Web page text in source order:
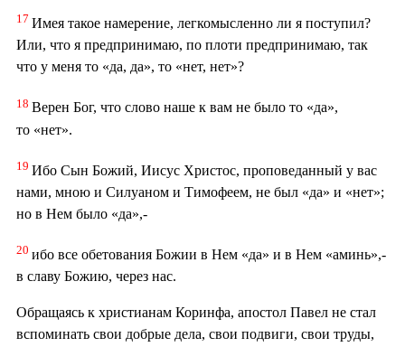
17 Имея такое намерение, легкомысленно ли я поступил?
Или, что я предпринимаю, по плоти предпринимаю, так
что у меня то «да, да», то «нет, нет»?
18 Верен Бог, что слово наше к вам не было то «да»,
то «нет».
19 Ибо Сын Божий, Иисус Христос, проповеданный у вас
нами, мною и Силуаном и Тимофеем, не был «да» и «нет»;
но в Нем было «да»,-
20 ибо все обетования Божии в Нем «да» и в Нем «аминь»,-
в славу Божию, через нас.
Обращаясь к христианам Коринфа, апостол Павел не стал
вспоминать свои добрые дела, свои подвиги, свои труды,